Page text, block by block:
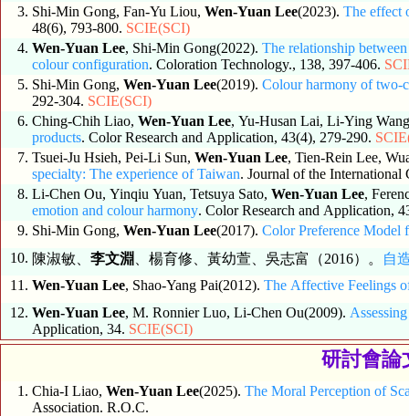
3. Shi-Min Gong, Fan-Yu Liou,Wen-Yuan Lee(2023).The effect
48(6), 793-800. SCIE(SCI)
4. Wen-Yuan Lee, Shi-Min Gong(2022).The relationship
colour configuration. Coloration Technology., 138, 397-406.
5. Shi-Min Gong,Wen-Yuan Lee(2019).Colour harmony of two-
292-304. SCIE(SCI)
6. Ching-Chih Liao,Wen-Yuan Lee, Yu-Husan Lai, Li-Ying
products. Color Research and Application, 43(4), 279-290.
7. Tsuei-Ju Hsieh, Pei-Li Sun,Wen-Yuan Lee, Tien-Rein Lee,
specialty: The experience of Taiwan. Journal of the
8. Li-Chen Ou, Yinqiu Yuan, Tetsuya Sato,Wen-Yuan Lee,
emotion and colour harmony. Color Research and Application,
9. Shi-Min Gong,Wen-Yuan Lee(2017).Color Preference Model
10. 陳淑敏、李文淵 、楊育修、黃幼萱、吳志富（2016）。
自
11. Wen-Yuan Lee, Shao-Yang Pai(2012).The Affective Feelings
12. Wen-Yuan Lee, M. Ronnier Luo, Li-Chen Ou(2009).
Application, 34. SCIE(SCI)
研討會論
1. Chia-I Liao,Wen-Yuan Lee(2025).The Moral Perception of
Association. R.O.C.